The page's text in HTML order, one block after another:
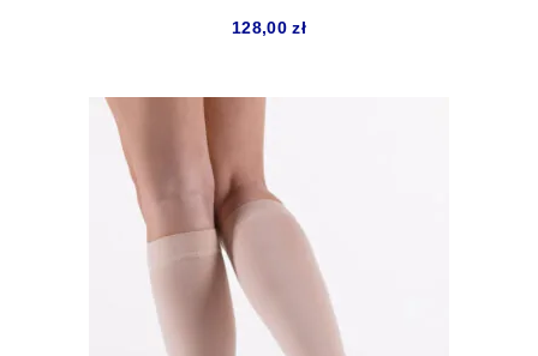
128,00zł